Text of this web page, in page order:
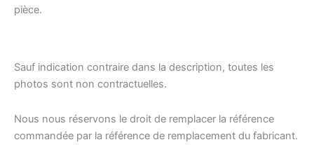
pièce.
Sauf indication contraire dans la description, toutes les
photos sont non contractuelles.
Nous nous réservons le droit de remplacer la référence
commandée par la référence de remplacement du fabricant.